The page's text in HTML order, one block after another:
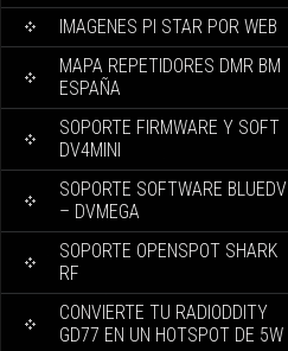
IMAGENES PI STAR POR WEB
MAPA REPETIDORES DMR BM
ESPAÑA
SOPORTE FIRMWARE Y SOFT
DV4MINI
SOPORTE SOFTWARE BLUEDV
– DVMEGA
SOPORTE OPENSPOT SHARK
RF
CONVIERTE TU RADIODDITY
GD77 EN UN HOTSPOT DE 5W